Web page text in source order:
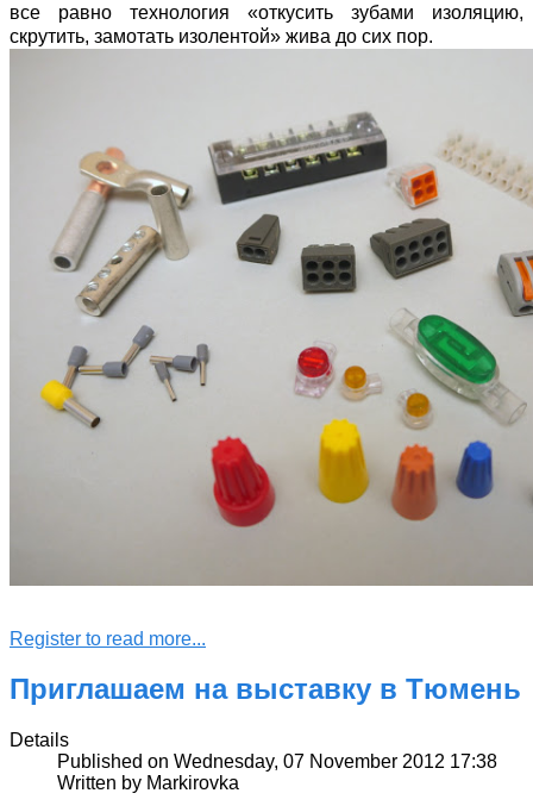
все равно технология «откусить зубами изоляцию,
скрутить, замотать изолентой» жива до сих пор.
Register to read more...
Приглашаем на выставку в Тюмень
Details
Published on Wednesday, 07 November 2012 17:38
Written by Markirovka